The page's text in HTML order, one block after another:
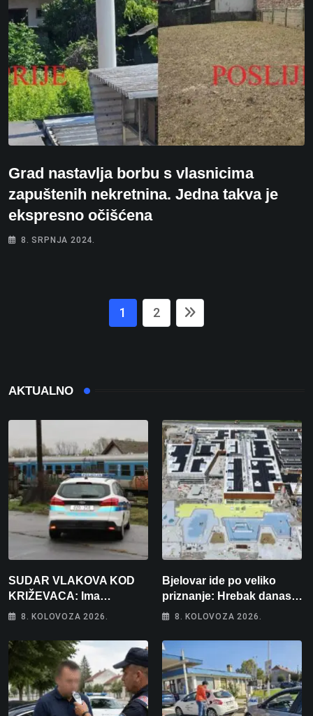
Grad nastavlja borbu s vlasnicima
zapuštenih nekretnina. Jedna takva je
ekspresno očišćena
8. SRPNJA 2024.
1 2
AKTUALNO
SUDAR VLAKOVA KOD
KRIŽEVACA: Ima
ozlijeđenih, jedna osoba
8. KOLOVOZA 2026.
Bjelovar ide po veliko
priznanje: Hrebak danas u
Parizu predstavlja
Europskog prvenstva
8. KOLOVOZA 2026.